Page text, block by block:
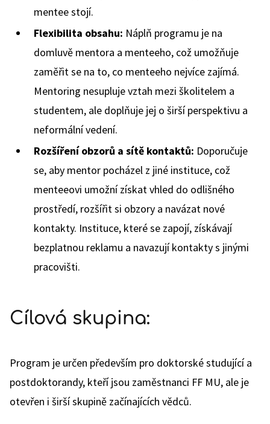
mentee stojí.
Flexibilita obsahu: Náplň programu je na
domluvě mentora a menteeho, což umožňuje
zaměřit se na to, co menteeho nejvíce zajímá.
Mentoring nesupluje vztah mezi školitelem a
studentem, ale doplňuje jej o širší perspektivu a
neformální vedení.
Rozšíření obzorů a sítě kontaktů: Doporučuje
se, aby mentor pocházel z jiné instituce, což
menteeovi umožní získat vhled do odlišného
prostředí, rozšířit si obzory a navázat nové
kontakty. Instituce, které se zapojí, získávají
bezplatnou reklamu a navazují kontakty s jinými
pracovišti.
Cílová skupina:
Program je určen především pro doktorské studující a
postdoktorandy, kteří jsou zaměstnanci FF MU, ale je
otevřen i širší skupině začínajících vědců.